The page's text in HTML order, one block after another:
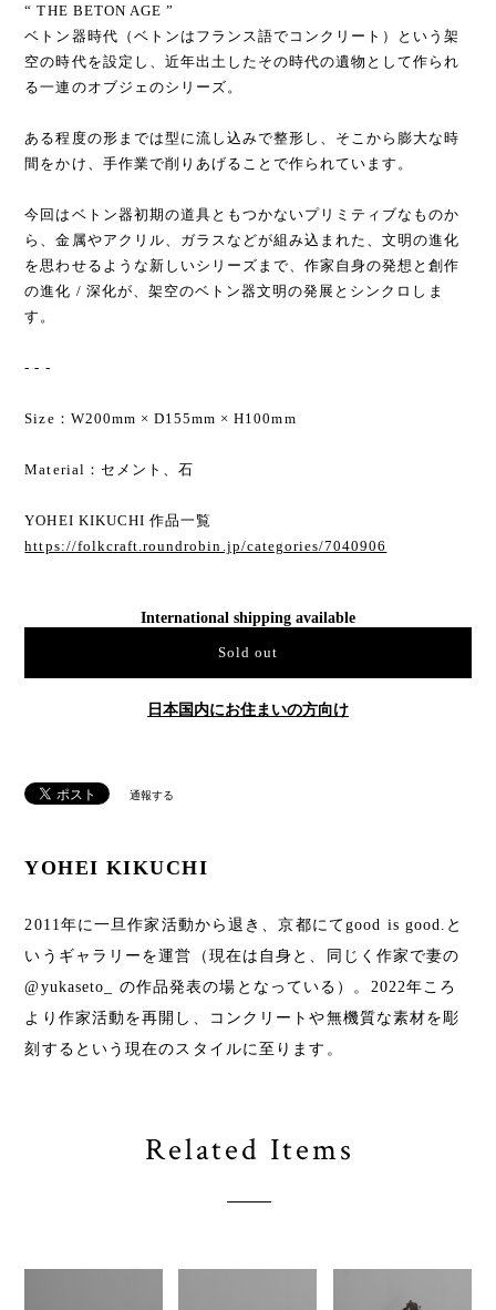
“ THE BETON AGE ”
ベトン器時代（ベトンはフランス語でコンクリート）という架
空の時代を設定し、近年出土したその時代の遺物として作られ
る一連のオブジェのシリーズ。
ある程度の形までは型に流し込みで整形し、そこから膨大な時
間をかけ、手作業で削りあげることで作られています。
今回はベトン器初期の道具ともつかないプリミティブなものか
ら、金属やアクリル、ガラスなどが組み込まれた、文明の進化
を思わせるような新しいシリーズまで、作家自身の発想と創作
の進化 / 深化が、架空のベトン器文明の発展とシンクロしま
す。
- - -
Size：W200mm × D155mm × H100mm
Material：セメント、石
YOHEI KIKUCHI 作品一覧
https://folkcraft.roundrobin.jp/categories/7040906
International shipping available
Sold out
日本国内にお住まいの方向け
通報する
YOHEI KIKUCHI
2011年に一旦作家活動から退き、京都にてgood is good.と
いうギャラリーを運営（現在は自身と、同じく作家で妻の
@yukaseto_ の作品発表の場となっている）。2022年ころ
より作家活動を再開し、コンクリートや無機質な素材を彫
刻するという現在のスタイルに至ります。
Related Items